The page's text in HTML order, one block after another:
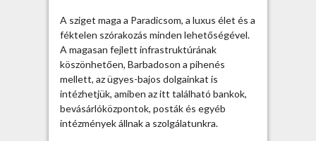
s
a
h
A sziget maga a Paradicsom, a luxus élet és a
féktelen szórakozás minden lehetőségével.
A magasan fejlett infrastruktúrának
köszönhetően, Barbadoson a pihenés
mellett, az ügyes-bajos dolgainkat is
intézhetjük, amiben az itt található bankok,
bevásárlóközpontok, posták és egyéb
intézmények állnak a szolgálatunkra.